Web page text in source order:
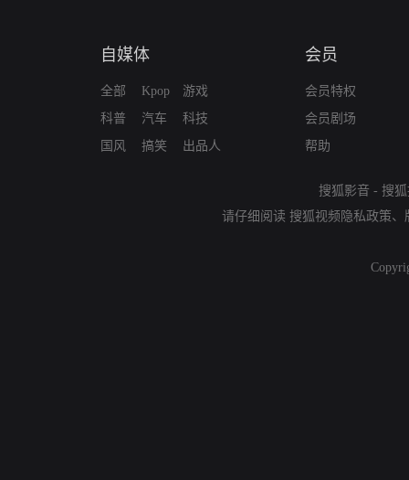
自媒体
全部
科普
国风
Kpop
汽车
搞笑
游戏
科技
出品人
会员
会员特权
会员剧场
帮助
搜狐影音 - 搜
请仔细阅读 搜狐视频隐私政策、